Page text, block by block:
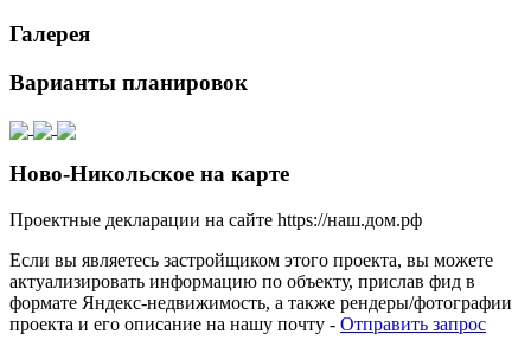
Галерея
Варианты планировок
Ново-Никольское на карте
Проектные декларации на сайте https://наш.дом.рф
Если вы являетесь застройщиком этого проекта, вы можете
актуализировать информацию по объекту, прислав фид в
формате Яндекс-недвижимость, а также рендеры/фотографии
проекта и его описание на нашу почту - Отправить запрос